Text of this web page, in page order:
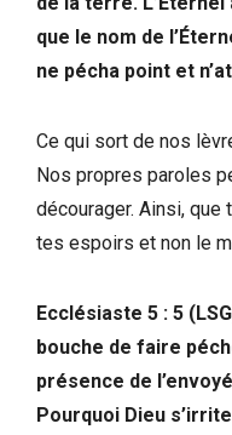
que le nom de
ne pécha point et
Ce qui sort de nos
Nos propres paroles
décourager. Ainsi,
tes espoirs et non le
Ecclésiaste 5 : 5
bouche de faire
présence de
Pourquoi Dieu